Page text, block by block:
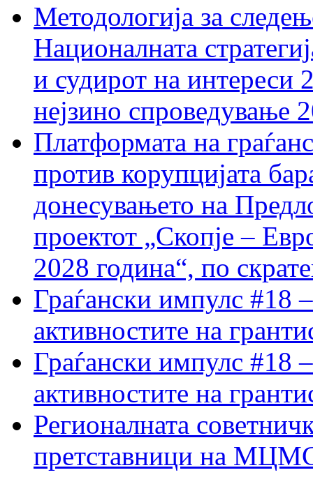
Методологија за
Националната
и судирот на интереси
нејзино спроведување
Платформата на
против корупцијата
донесувањето на
проектот „Скопје –
2028 година“, по
Граѓански импулс #18
активностите на
Граѓански импулс #18
активностите на
Регионалната
претставници на МЦМС